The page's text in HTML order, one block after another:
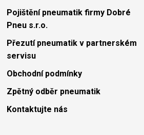
Pojištění pneumatik firmy Dobré
Pneu s.r.o.
Přezutí pneumatik v partnerském
servisu
Obchodní podmínky
Zpětný odběr pneumatik
Kontaktujte nás